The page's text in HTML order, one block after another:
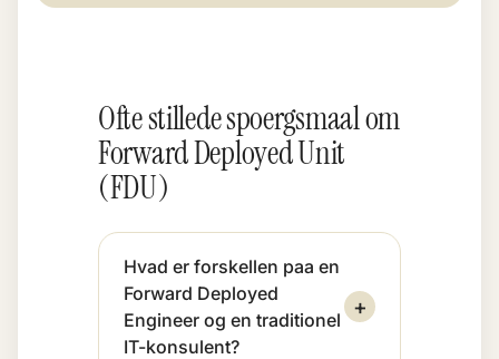
Ofte stillede spoergsmaal om
Forward Deployed Unit
(FDU)
Hvad er forskellen paa en
Forward Deployed
Engineer og en traditionel
IT-konsulent?
+